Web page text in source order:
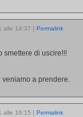
alle 14:37 | Permalink
smettere di uscire!!!
veniamo a prendere.
alle 16:15 | Permalink